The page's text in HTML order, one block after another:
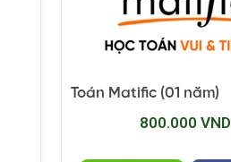
Toán Matific (01 năm)
800.000 VND